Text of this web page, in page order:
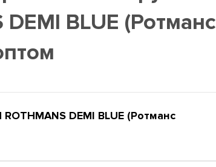
BLUE (Ротманс
DEMI BLUE (Ротманс